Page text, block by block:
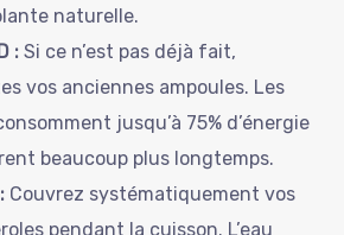
naturelle.
: Si ce n’est pas déjà fait,
vos anciennes ampoules. Les
jusqu’à 75% d’énergie
beaucoup plus longtemps.
Couvrez systématiquement vos
pendant la cuisson. L’eau